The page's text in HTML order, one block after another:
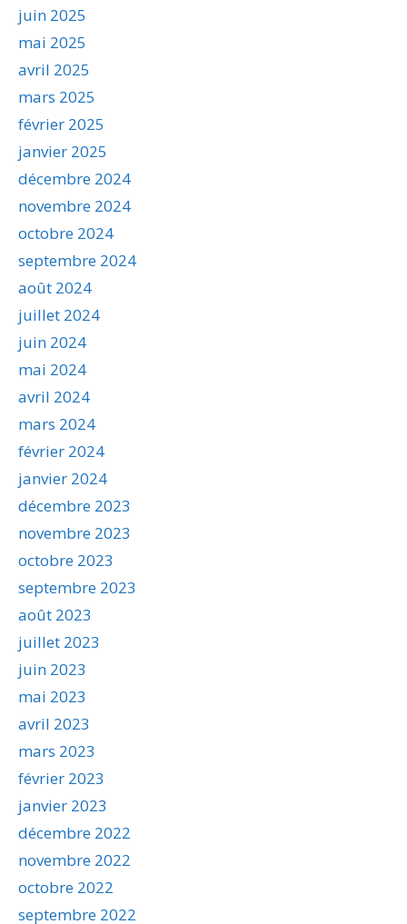
juin 2025
mai 2025
avril 2025
mars 2025
février 2025
janvier 2025
décembre 2024
novembre 2024
octobre 2024
septembre 2024
août 2024
juillet 2024
juin 2024
mai 2024
avril 2024
mars 2024
février 2024
janvier 2024
décembre 2023
novembre 2023
octobre 2023
septembre 2023
août 2023
juillet 2023
juin 2023
mai 2023
avril 2023
mars 2023
février 2023
janvier 2023
décembre 2022
novembre 2022
octobre 2022
septembre 2022